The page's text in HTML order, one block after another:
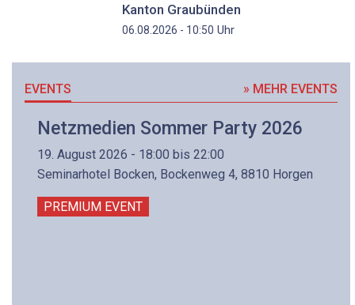
Kanton Graubünden
06.08.2026 - 10:50 Uhr
EVENTS » MEHR EVENTS
Netzmedien Sommer Party 2026
19. August 2026 - 18:00 bis 22:00
Seminarhotel Bocken, Bockenweg 4, 8810 Horgen
PREMIUM EVENT